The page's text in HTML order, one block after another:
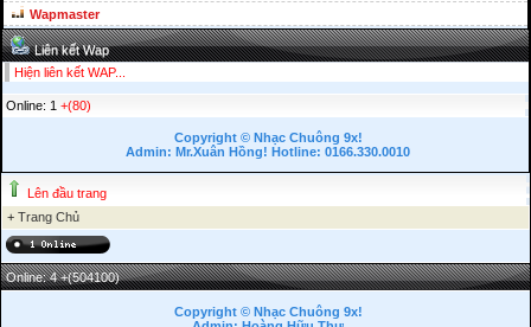
Wapmaster
Liên kết Wap
Hiện liên kết WAP...
Online: 1 +(80)
Copyright © Nhạc Chuông 9x!
Admin: Mr.Xuân Hồng! Hotline: 0166.330.0010
Lên đầu trang
+ Trang Chủ
Online: 4+(504100)
Copyright © Nhạc Chuông 9x!